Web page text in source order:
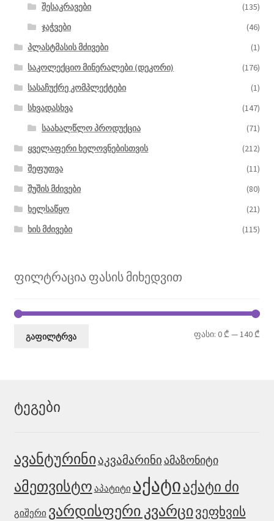
შესაკრავები
(135)
ჯაჭვები
(46)
პლასტმასის მძივები
(1)
საკოლექციო მინერალები (დეკორი)
(176)
სასაჩუქრე კომპლექტები
(1)
სხვადასხვა
(147)
საახალწლო პროდუქცია
(71)
ყველაფერი ხელოვნებისთვის
(212)
შეფუთვა
(11)
შუშის მძივები
(80)
ხელსაწყო
(21)
ხის მძივები
(115)
ფილტრაცია ფასის მიხედვით
გაფილტრვა ფასი:0 ₾—140 ₾
ტეგები
ავანტურინიაკვამარინი ამაზონიტი
ამეთვისტო აპატიტი აქატიაქატი ძი
გიშერი ვარდისფერი კვარცივეფხვის